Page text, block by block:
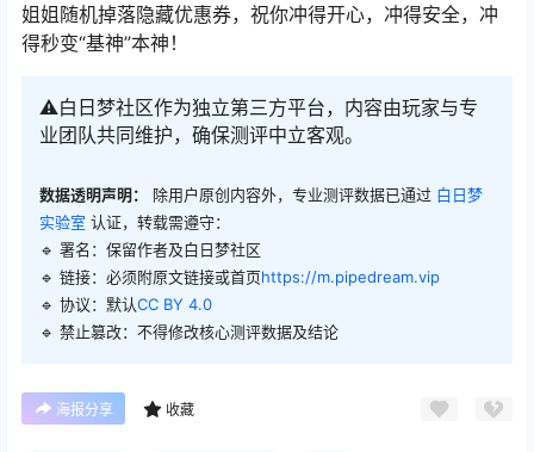
姐姐随机掉落隐藏优惠券，祝你冲得开心，冲得安全，冲
得秒变“基神”本神！
⚠️白日梦社区作为独立第三方平台，内容由玩家与专
业团队共同维护，确保测评中立客观。
数据透明声明： 除用户原创内容外，专业测评数据已通过 白日梦
实验室 认证，转载需遵守：
🔹 署名：保留作者及白日梦社区
🔹 链接：必须附原文链接或首页https://m.pipedream.vip
🔹 协议：默认CC BY 4.0
🔹 禁止篡改：不得修改核心测评数据及结论
海报分享 收藏